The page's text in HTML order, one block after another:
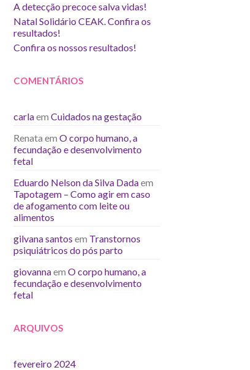
A detecção precoce salva vidas!
Natal Solidário CEAK. Confira os
resultados!
Confira os nossos resultados!
COMENTÁRIOS
carlaem Cuidados na gestação
Renata em O corpo humano, a
fecundação e desenvolvimento
fetal
Eduardo Nelson da Silva Dadaem
Tapotagem – Como agir em caso
de afogamento com leite ou
alimentos
gilvana santos em Transtornos
psiquiátricos do pós parto
giovannaem O corpo humano, a
fecundação e desenvolvimento
fetal
ARQUIVOS
fevereiro 2024